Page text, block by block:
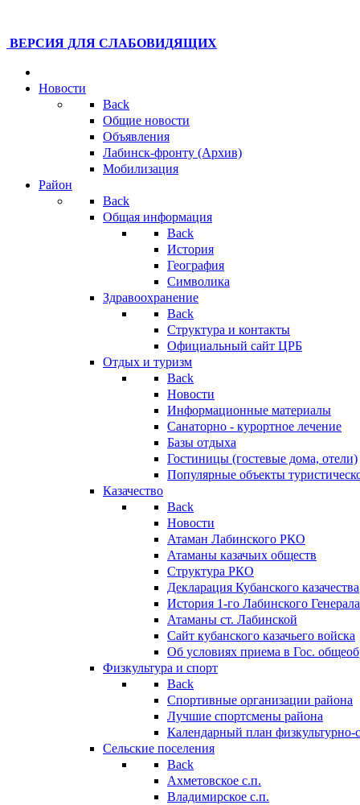
ВЕРСИЯ ДЛЯ СЛАБОВИДЯЩИХ
Новости
Back
Общие новости
Объявления
Лабинск-фронту (Архив)
Мобилизация
Район
Back
Общая информация
Back
История
География
Символика
Здравоохранение
Back
Структура и контакты
Официальный сайт ЦРБ
Отдых и туризм
Back
Новости
Информационные материалы
Санаторно - курортное лечение
Базы отдыха
Гостиницы (гостевые дома, отели)
Популярные объекты
Казачество
Back
Новости
Атаман Лабинского РКО
Атаманы казачьих обществ
Структура РКО
Декларация Кубанского казачества
История 1-го Лабинского
Атаманы ст. Лабинской
Cайт кубанского казачьего войска
Об условиях приема в Гос.
Физкультура и спорт
Back
Спортивные организации района
Лучшие спортсмены района
Календарный план
Сельские поселения
Back
Ахметовское с.п.
Владимирское с.п.